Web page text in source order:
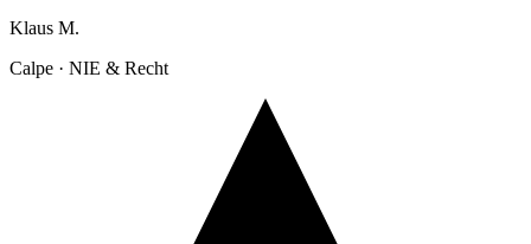
Klaus M.
Calpe · NIE & Recht